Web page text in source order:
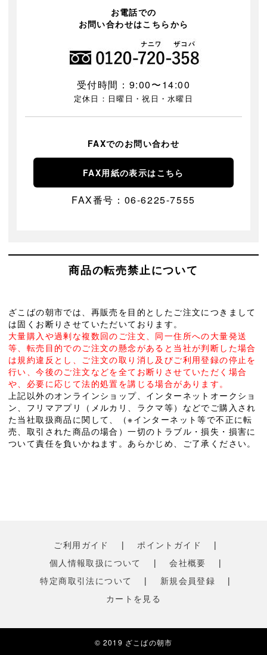
お電話での
お問い合わせはこちらから
受付時間：9:00〜14:00
定休日：日曜日・祝日・水曜日
FAXでのお問い合わせ
FAX用紙の表示はこちら
FAX番号：06-6225-7555
商品の転売禁止について
ざこばの朝市では、再販売を目的としたご注文につきまして
は固くお断りさせていただいております。
大量購入や過剰な複数回のご注文、同一住所への大量発送
等、転売目的でのご注文の懸念があると当社が判断した場合
は規約違反とし、ご注文の取り消し及びご利用登録の停止を
行い、今後のご注文などを全てお断りさせていただく場合
や、必要に応じて法的処置を講じる場合があります。
上記以外のオンラインショップ、インターネットオークショ
ン、フリマアプリ（メルカリ、ラクマ等）などでご購入され
た当社取扱商品に関して、（※インターネット等で不正に転
売、取引された商品の場合）一切のトラブル・損失・損害に
ついて責任を負いかねます。あらかじめ、ご了承ください。
ご利用ガイド | ポイントガイド
|
個人情報取扱について
| 会社概要
|
特定商取引法について
| 新規会員登録
|
カートを見る
© 2019 ざこばの朝市